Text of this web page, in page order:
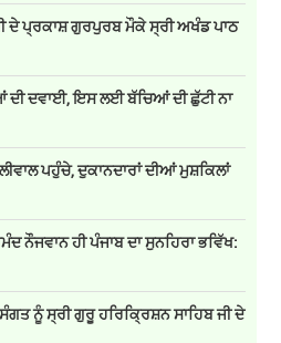
ਦੇ ਪ੍ਰਕਾਸ਼ ਗੁਰਪੁਰਬ ਮੌਕੇ ਸ੍ਰੀ ਅਖੰਡ ਪਾਠ
ਦੀ ਦਵਾਈ, ਇਸ ਲਈ ਬੱਚਿਆਂ ਦੀ ਛੁੱਟੀ ਨਾ
ਪਹੁੰਚੇ, ਦੁਕਾਨਦਾਰਾਂ ਦੀਆਂ ਮੁਸ਼ਕਿਲਾਂ
ਨੌਜਵਾਨ ਹੀ ਪੰਜਾਬ ਦਾ ਸੁਨਹਿਰਾ ਭਵਿੱਖ:
ਨੂੰ ਸ੍ਰੀ ਗੁਰੂ ਹਰਿਕ੍ਰਿਸ਼ਨ ਸਾਹਿਬ ਜੀ ਦੇ